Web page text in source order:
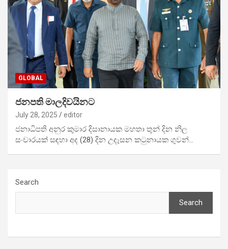
GLOBAL
ජනපති මාලදිවයිනට
July 28, 2025 editor
ජනාධිපති අනුර කුමාර දිසානායක මහතා තුන් දින නිල
සංචාරයක් සඳහා අද (28) දින උදෑසන කටුනායක ගුවන්…
Search
Search